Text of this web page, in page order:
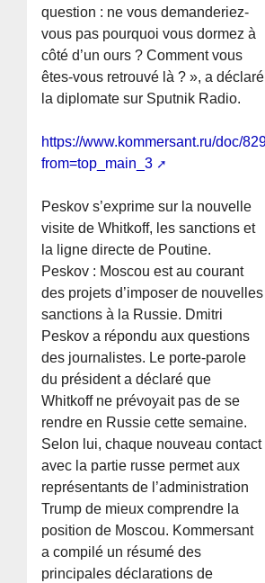
question : ne vous demanderiez-
vous pas pourquoi vous dormez à
côté d’un ours ? Comment vous
êtes-vous retrouvé là ? », a déclaré
la diplomate sur Sputnik Radio.
https://www.kommersant.ru/doc/
from=top_main_3
Peskov s’exprime sur la nouvelle
visite de Whitkoff, les sanctions et
la ligne directe de Poutine.
Peskov : Moscou est au courant
des projets d’imposer de nouvelles
sanctions à la Russie. Dmitri
Peskov a répondu aux questions
des journalistes. Le porte-parole
du président a déclaré que
Whitkoff ne prévoyait pas de se
rendre en Russie cette semaine.
Selon lui, chaque nouveau contact
avec la partie russe permet aux
représentants de l’administration
Trump de mieux comprendre la
position de Moscou. Kommersant
a compilé un résumé des
principales déclarations de